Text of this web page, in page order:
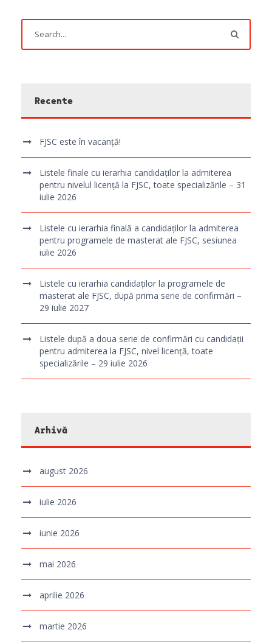
Recente
FJSC este în vacanță!
Listele finale cu ierarhia candidaților la admiterea
pentru nivelul licență la FJSC, toate specializările – 31
iulie 2026
Listele cu ierarhia finală a candidaților la admiterea
pentru programele de masterat ale FJSC, sesiunea
iulie 2026
Listele cu ierarhia candidaților la programele de
masterat ale FJSC, după prima serie de confirmări –
29 iulie 2027
Listele după a doua serie de confirmări cu candidații
pentru admiterea la FJSC, nivel licență, toate
specializările – 29 iulie 2026
Arhivă
august 2026
iulie 2026
iunie 2026
mai 2026
aprilie 2026
martie 2026